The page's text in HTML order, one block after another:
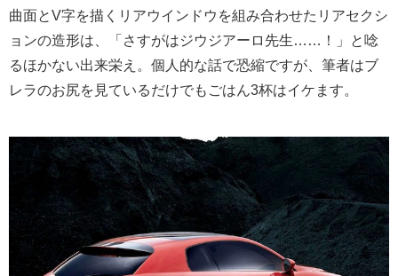
曲面とV字を描くリアウインドウを組み合わせたリアセクシ
ョンの造形は、「さすがはジウジアーロ先生……！」と唸
るほかない出来栄え。個人的な話で恐縮ですが、筆者はブ
レラのお尻を見ているだけでもごはん3杯はイケます。